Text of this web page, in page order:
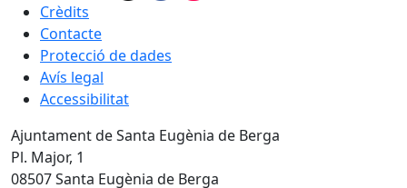
Crèdits
Contacte
Protecció de dades
Avís legal
Accessibilitat
Ajuntament de Santa Eugènia de Berga
Pl. Major, 1
08507 Santa Eugènia de Berga